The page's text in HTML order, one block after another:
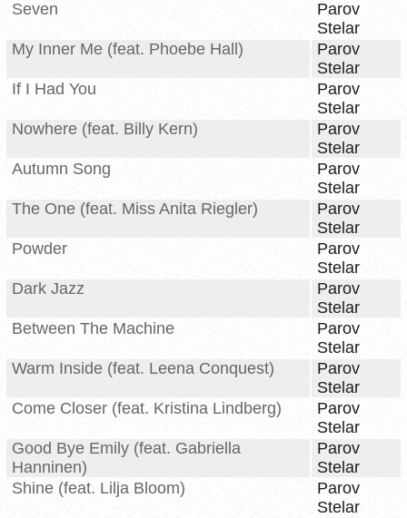
Seven
Parov
Stelar
My Inner Me (feat. Phoebe Hall)
Parov
Stelar
If I Had You
Parov
Stelar
Nowhere (feat. Billy Kern)
Parov
Stelar
Autumn Song
Parov
Stelar
The One (feat. Miss Anita Riegler)
Parov
Stelar
Powder
Parov
Stelar
Dark Jazz
Parov
Stelar
Between The Machine
Parov
Stelar
Warm Inside (feat. Leena Conquest)
Parov
Stelar
Come Closer (feat. Kristina Lindberg)
Parov
Stelar
Good Bye Emily (feat. Gabriella
Hanninen)
Parov
Stelar
Shine (feat. Lilja Bloom)
Parov
Stelar